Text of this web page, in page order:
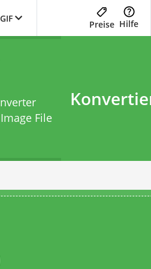
Preise Hilfe
File